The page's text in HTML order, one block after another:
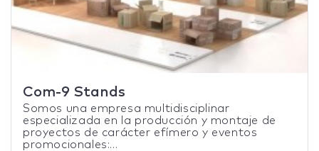
Com-9 Stands
Somos una empresa multidisciplinar
especializada en la producción y montaje de
proyectos de carácter efímero y eventos
promocionales:...